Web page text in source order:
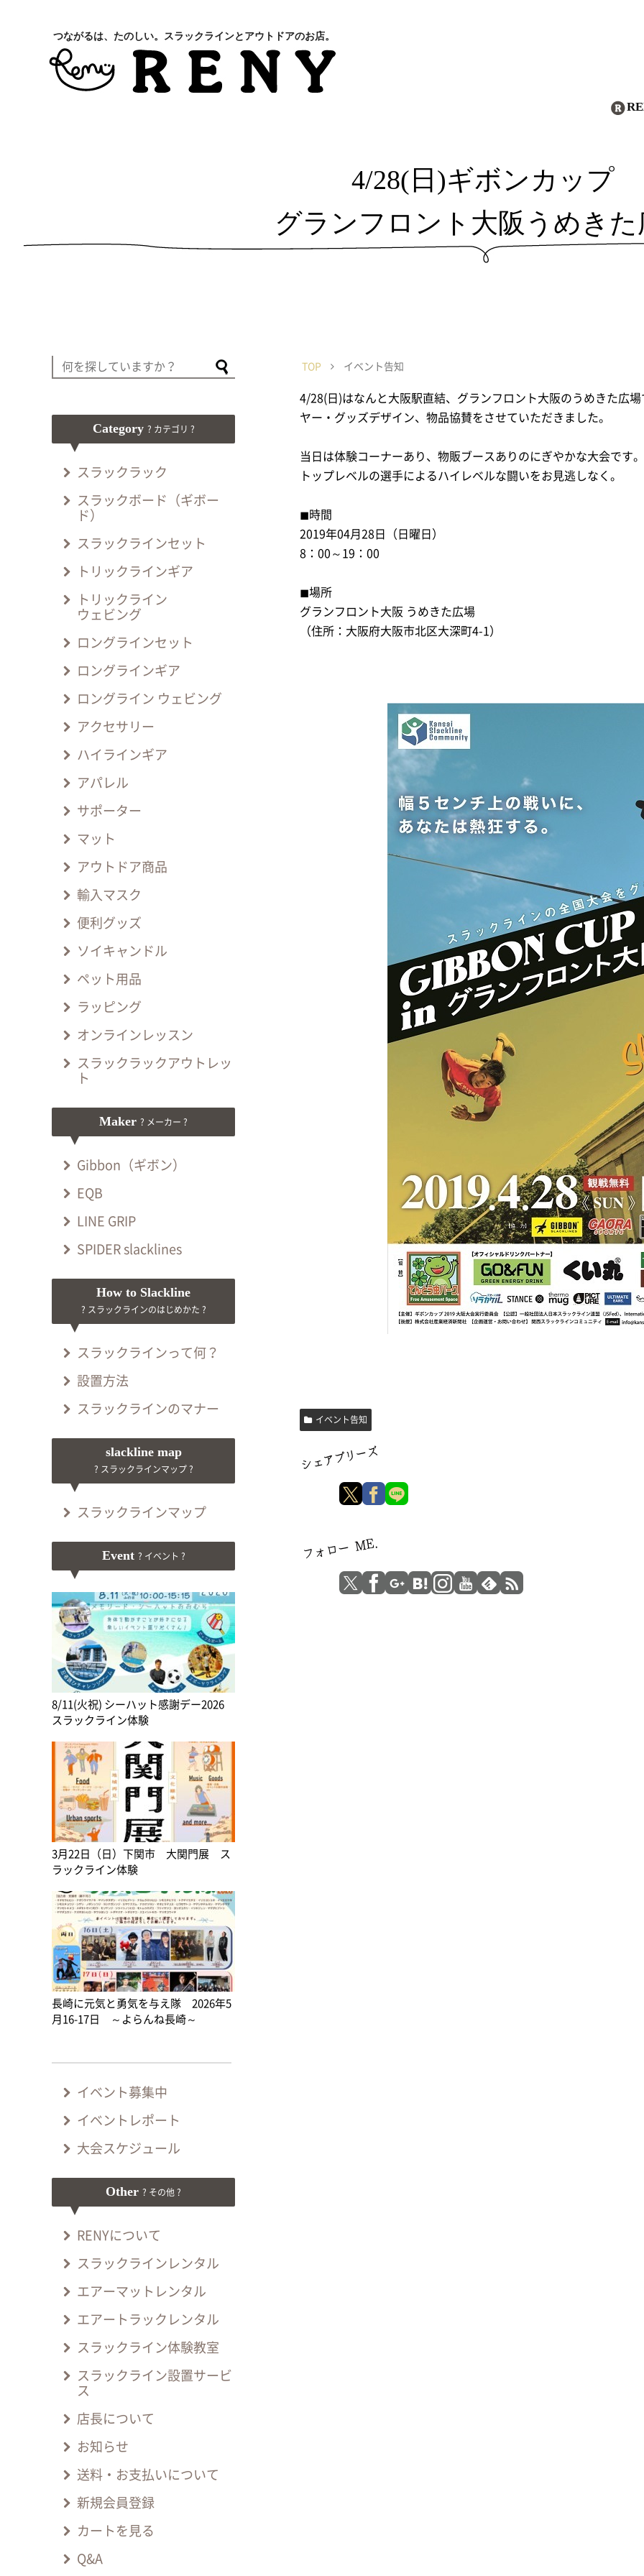
つながるは、たのしい。スラックラインとアウトドアのお店。
4/28(日)ギボンカップ
グランフロント大阪うめきた
TOP イベント告知
4/28(日)はなんと大阪駅直結、グランフロント大阪のうめきた広
ヤー・グッズデザイン、物品協賛をさせていただきました。
当日は体験コーナーあり、物販ブースありのにぎやかな大会です。
トップレベルの選手によるハイレベルな闘いをお見逃しなく。
◼︎時間
2019年04月28日（日曜日）
8：00～19：00
◼︎場所
グランフロント大阪 うめきた広場
（住所：大阪府大阪市北区大深町4-1）
イベント告知
Category ? カテゴリ ?
スラックラック
スラックボード（ギボー
ド）
スラックラインセット
トリックラインギア
トリックライン
ウェビング
ロングラインセット
ロングラインギア
ロングライン ウェビング
アクセサリー
ハイラインギア
アパレル
サポーター
マット
アウトドア商品
輸入マスク
便利グッズ
ソイキャンドル
ペット用品
ラッピング
オンラインレッスン
スラックラックアウトレッ
ト
Maker ? メーカー ?
Gibbon（ギボン）
EQB
LINE GRIP
SPIDER slacklines
How to Slackline
? スラックラインのはじめかた ?
スラックラインって何？
設置方法
スラックラインのマナー
slackline map
? スラックラインマップ ?
スラックラインマップ
Event ? イベント ?
8/11(火祝) シーハット感謝デー2026
スラックライン体験
3月22日（日）下関市 大関門展 ス
ラックライン体験
長崎に元気と勇気を与え隊 2026年5
月16-17日 ～よらんね長崎～
イベント募集中
イベントレポート
大会スケジュール
Other ? その他 ?
RENYについて
スラックラインレンタル
エアーマットレンタル
エアートラックレンタル
スラックライン体験教室
スラックライン設置サービ
ス
店長について
お知らせ
送料・お支払いについて
新規会員登録
カートを見る
Q&A